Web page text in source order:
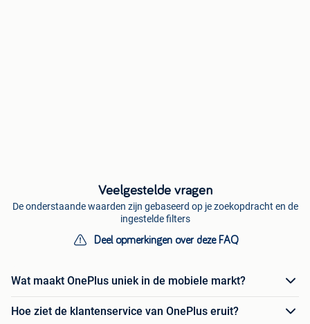
Veelgestelde vragen
De onderstaande waarden zijn gebaseerd op je zoekopdracht en de
ingestelde filters
Deel opmerkingen over deze FAQ
Wat maakt OnePlus uniek in de mobiele markt?
Hoe ziet de klantenservice van OnePlus eruit?